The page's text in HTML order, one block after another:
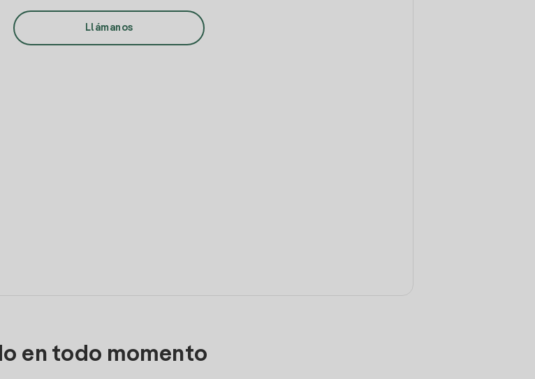
Llámanos
en todo momento